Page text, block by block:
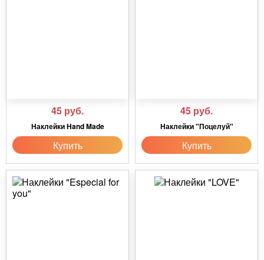
45 руб.
Наклейки Hand Made
Купить
45 руб.
Наклейки "Поцелуй"
Купить